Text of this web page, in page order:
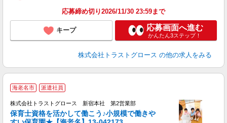
応募締め切り2026/11/30 23:59まで
キープ 応募画面へ進む
かんたん3ステップ！
株式会社トラストグロース の他の求人をみる
海老名市 派遣社員
株式会社トラストグロース 新宿本社 第2営業部
保育士資格を活かして働こう♪小規模で働きや